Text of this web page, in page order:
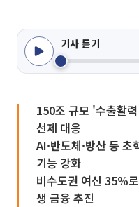
기사 듣기
150조 규모 '수출활
선제 대응
AI·반도체·방산 등
기능 강화
비수도권 여신 35%
생 금융 추진